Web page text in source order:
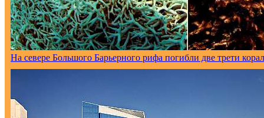
На севере Большого Барьерного рифа погибли две трети